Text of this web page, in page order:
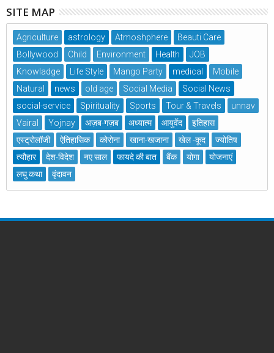
SITE MAP
Agriculture astrology Atmoshphere
Beauti Care
Bollywood
Child Environment Health
JOB
Knowladge
Life Style Mango Party medical
Mobile
Natural
news old age Social Media
Social News
social-service
Spirituality Sports Tour & Travels
unnav
Vairal
Yojnay अज़ब-गज़ब अध्यात्म आयुर्वेद
इतिहास
एस्ट्रोलॉजी
ऐतिहासिक कोरोना खाना-खजाना खेल -कूद
ज्योतिष
त्यौहार
देश-विदेश नए साल फायदे की बात बैंक योगा
योजनाएं
लघु कथा
वृंदावन